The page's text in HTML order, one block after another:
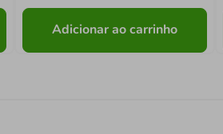
Adicionar ao carrinho